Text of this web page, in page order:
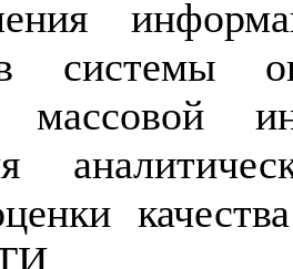
системы
массовой